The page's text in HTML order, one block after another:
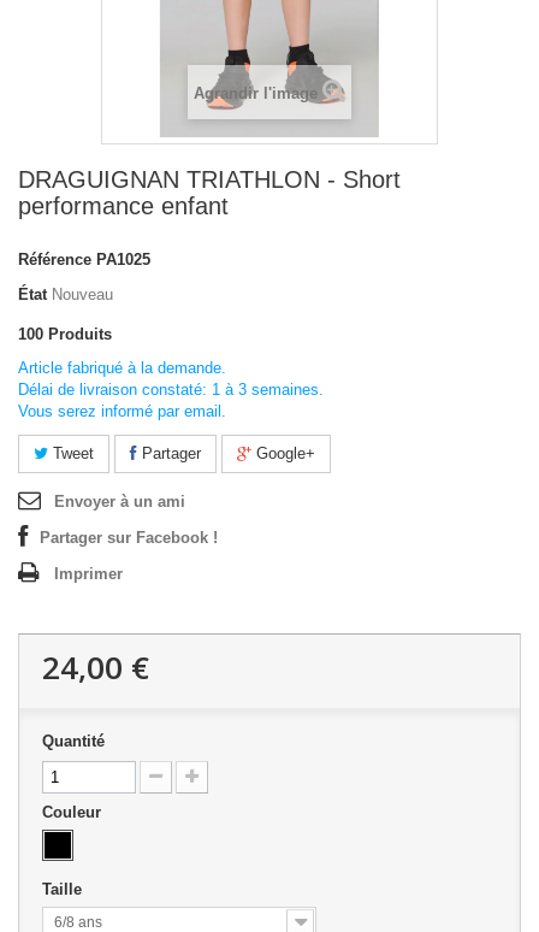
Agrandir l'image
DRAGUIGNAN TRIATHLON - Short
performance enfant
Référence PA1025
État Nouveau
100 Produits
Article fabriqué à la demande.
Délai de livraison constaté: 1 à 3 semaines.
Vous serez informé par email.
Tweet Partager Google+
Envoyer à un ami
Partager sur Facebook !
Imprimer
24,00 €
Quantité
Couleur
Taille
6/8 ans